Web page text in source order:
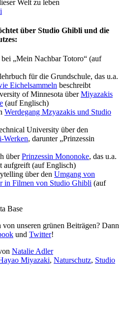
Welt zu leben
über Studio Ghibli und die
bei „Mein Nachbar Totoro“ (auf
für die Grundschule, das u.a.
Eichelsammeln beschreibt
of Minnesota überMiyazakis
(auf Englisch)
Werdegang Mzyazakis und Studio
University über den
Werken, darunter „Prinzessin
überPrinzessin Mononoke, das u.a.
aufgreift (auf Englisch)
über den Umgang von
in Filmen von Studio Ghibli (auf
Base
unseren grünen Beiträgen? Dann
und Twitter!
Natalie Adler
Miyazaki, Naturschutz, Studio